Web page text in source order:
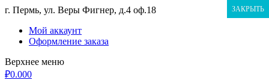
Перейти
содержанию
г. Пермь, ул. Веры Фигнер, д.4 оф.18
Мой аккаунт
Оформление заказа
Верхнее меню
₽0.000
ЗАКРЫТЬ